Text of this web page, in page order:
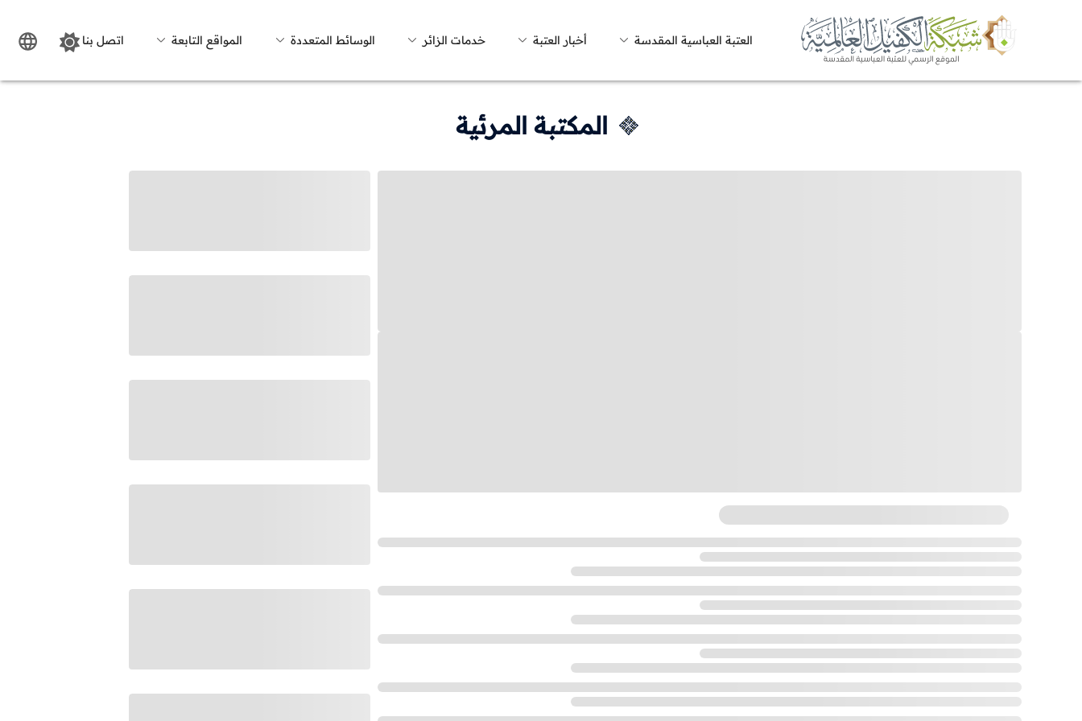
العتبة العباسية المقدسة أخبار العتبة خدمات الزائر الوسائط المتعددة المواقع التابعة اتصل بنا
المكتبة المرئية